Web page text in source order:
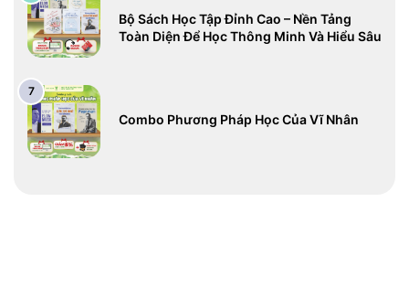
Bộ Sách Học Tập Đỉnh Cao – Nền Tảng
Toàn Diện Để Học Thông Minh Và Hiểu Sâu
Combo Phương Pháp Học Của Vĩ Nhân